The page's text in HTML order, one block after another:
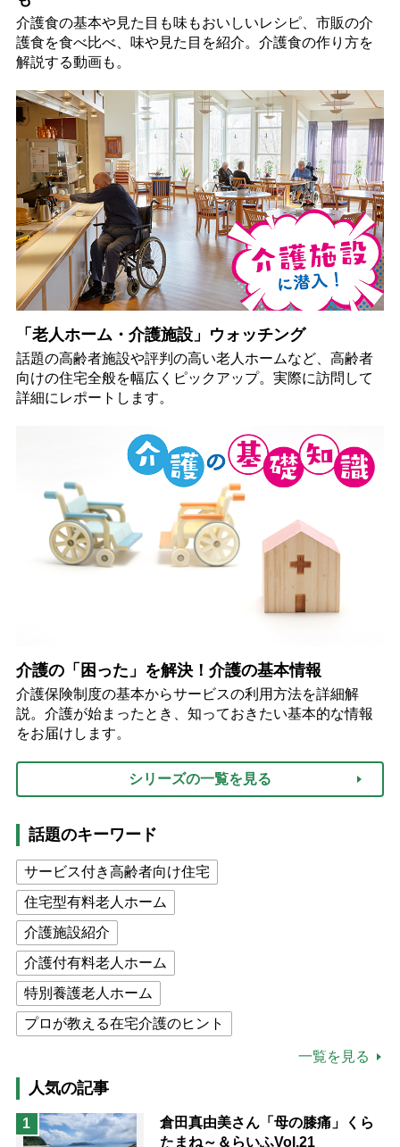
介護食の基本や見た目も味もおいしいレシピ、市販の介
護食を食べ比べ、味や見た目を紹介。介護食の作り方を
解説する動画も。
「老人ホーム・介護施設」ウォッチング
話題の高齢者施設や評判の高い老人ホームなど、高齢者
向けの住宅全般を幅広くピックアップ。実際に訪問して
詳細にレポートします。
介護の「困った」を解決！介護の基本情報
介護保険制度の基本からサービスの利用方法を詳細解
説。介護が始まったとき、知っておきたい基本的な情報
をお届けします。
シリーズの一覧を見る
話題のキーワード
サービス付き高齢者向け住宅
住宅型有料老人ホーム
介護施設紹介
介護付有料老人ホーム
特別養護老人ホーム
プロが教える在宅介護のヒント
高木ブー
ケアマネジャー
猫が母になつきません
一覧を見る
人気の記事
1
倉田真由美さん「母の膝痛」くら
たまね～＆らいふVol.21